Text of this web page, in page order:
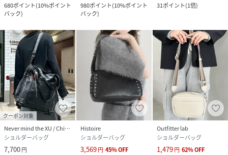
680ポイント(10%ポイント
バック)
980ポイント(10%ポイント
バック)
31ポイント(1倍)
クーポン対象
Never mind the XU / Chikashitsu+
ショルダーバッグ
7,700円
Histoire
ショルダーバッグ
3,569円 45%OFF
Outfitter lab
ショルダーバッグ
1,479円 62%OFF